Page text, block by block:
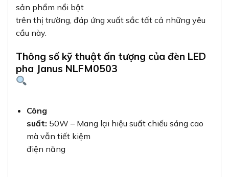
sản phẩm nổi bật
trên thị trường, đáp ứng xuất sắc tất cả những yêu
cầu này.
Thông số kỹ thuật ấn tượng của đèn LED
pha Janus NLFM0503
Công
suất: 50W – Mang lại hiệu suất chiếu sáng cao
mà vẫn tiết kiệm
điện năng